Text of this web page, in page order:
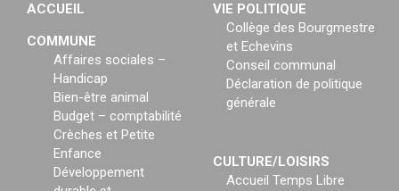
ACCUEIL
COMMUNE
Affaires sociales –
Handicap
Bien-être animal
Budget – comptabilité
Crèches et Petite
Enfance
Développement
VIE POLITIQUE
Collège des Bourgmestre
et Echevins
Conseil communal
Déclaration de politique
générale
CULTURE/LOISIRS
Accueil Temps Libre